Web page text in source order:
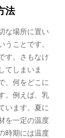
法
な場所に置い
ことです。
す。さもなけ
てしまいま
、何をどこに
。例えば、乳
います。夏に
を一定の温度
時期には温度